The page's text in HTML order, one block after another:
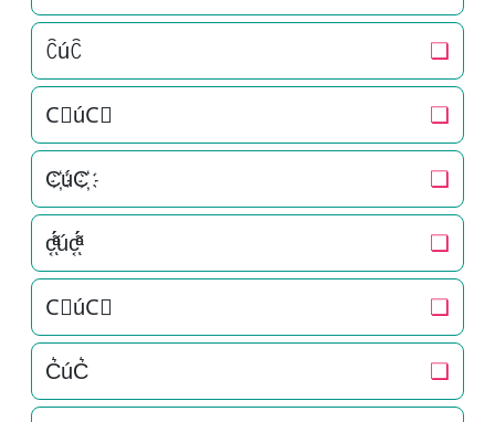
ꉓúꉓ ❏
C⃟úC⃟ ❏
C҉úC҉ ❏
c͔ͣͦ́́͂ͅúc͔ͣͦ́́͂ͅ ❏
C⃗úC⃗ ❏
C͛úC͛ ❏